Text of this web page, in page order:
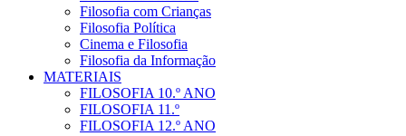
Filosofia com Crianças
Filosofia Política
Cinema e Filosofia
Filosofia da Informação
MATERIAIS
FILOSOFIA 10.º ANO
FILOSOFIA 11.º
FILOSOFIA 12.º ANO